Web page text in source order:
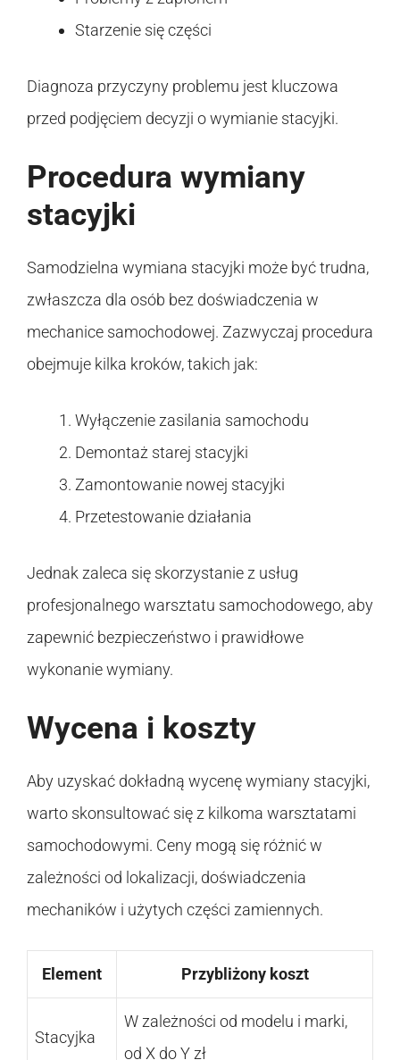
Starzenie się części
Diagnoza przyczyny problemu jest kluczowa
przed podjęciem decyzji o wymianie stacyjki.
Procedura wymiany
stacyjki
Samodzielna wymiana stacyjki może być trudna,
zwłaszcza dla osób bez doświadczenia w
mechanice samochodowej. Zazwyczaj procedura
obejmuje kilka kroków, takich jak:
Wyłączenie zasilania samochodu
Demontaż starej stacyjki
Zamontowanie nowej stacyjki
Przetestowanie działania
Jednak zaleca się skorzystanie z usług
profesjonalnego warsztatu samochodowego, aby
zapewnić bezpieczeństwo i prawidłowe
wykonanie wymiany.
Wycena i koszty
Aby uzyskać dokładną wycenę wymiany stacyjki,
warto skonsultować się z kilkoma warsztatami
samochodowymi. Ceny mogą się różnić w
zależności od lokalizacji, doświadczenia
mechaników i użytych części zamiennych.
Element Przybliżony koszt
Stacyjka
W zależności od modelu i marki,
od X do Y zł